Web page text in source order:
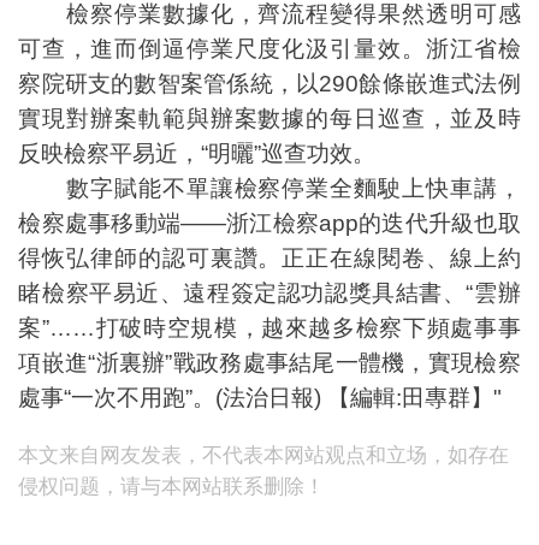
檢察停業數據化，齊流程變得果然透明可感
可查，進而倒逼停業尺度化汲引量效。浙江省檢
察院研支的數智案管係統，以290餘條嵌進式法例
實現對辦案軌範與辦案數據的每日巡查，並及時
反映檢察平易近，“明曬”巡查功效。
數字賦能不單讓檢察停業全麵駛上快車講，
檢察處事移動端——浙江檢察app的迭代升級也取
得恢弘律師的認可裏讚。正正在線閱卷、線上約
睹檢察平易近、遠程簽定認功認獎具結書、“雲辦
案”……打破時空規模，越來越多檢察下頻處事事
項嵌進“浙裏辦”戰政務處事結尾一體機，實現檢察
處事“一次不用跑”。(法治日報) 【編輯:田專群】"
本文来自网友发表，不代表本网站观点和立场，如存在
侵权问题，请与本网站联系删除！